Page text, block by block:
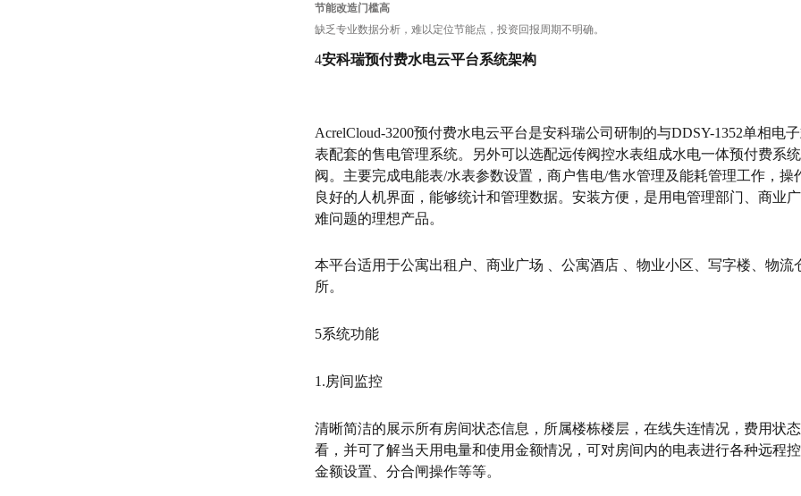
节能改造门槛高
缺乏专业数据分析，难以定位节能点，投资回报周期不明确。
4安科瑞预付费水电云平台系统架构
AcrelCloud-3200预付费水电云平台是安科瑞公司研制的与DDSY-1352单相电
表配套的售电管理系统。另外可以选配远传阀控水表组成水电一体预付费系
阀。主要完成电能表/水表参数设置，商户售电/售水管理及能耗管理工作，
良好的人机界面，能够统计和管理数据。安装方便，是用电管理部门、商业
难问题的理想产品。
本平台适用于公寓出租户、商业广场 、公寓酒店 、物业小区、写字楼、物
所。
5系统功能
1.房间监控
清晰简洁的展示所有房间状态信息，所属楼栋楼层，在线失连情况，费用状
看，并可了解当天用电量和使用金额情况，可对房间内的电表进行各种远程
金额设置、分合闸操作等等。